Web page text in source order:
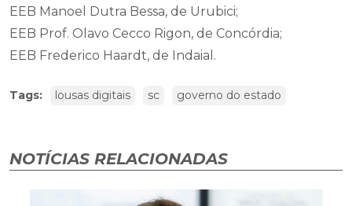
EEB Manoel Dutra Bessa, de Urubici;
EEB Prof. Olavo Cecco Rigon, de Concórdia;
EEB Frederico Haardt, de Indaial.
Tags: lousas digitais sc governo do estado
NOTÍCIAS RELACIONADAS